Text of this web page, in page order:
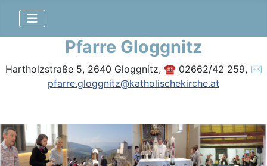
Pfarre Gloggnitz
Hartholzstraße 5, 2640 Gloggnitz, ☎ 02662/42 259, ✉
pfarre.gloggnitz@katholischekirche.at